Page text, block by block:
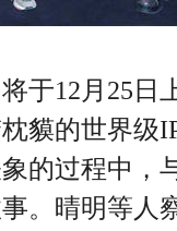
于12月25日
貘的世界级
的过程中，
。晴明等人